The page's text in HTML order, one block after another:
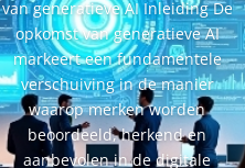
van generatieve AI Inleiding De
opkomst van generatieve AI
markeert een fundamentele
verschuiving in de manier
waarop merken worden
beoordeeld, herkend en
aanbevolen in de digitale